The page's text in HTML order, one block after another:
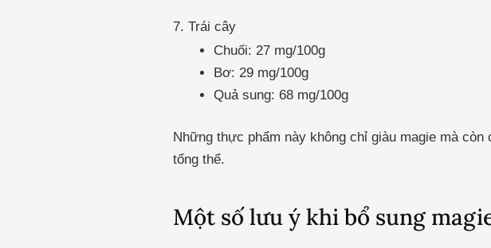
7. Trái cây
Chuối: 27 mg/100g
Bơ: 29 mg/100g
Quả sung: 68 mg/100g
Những thực phẩm này không chỉ giàu magie mà
tổng thể.
Một số lưu ý khi bổ sung